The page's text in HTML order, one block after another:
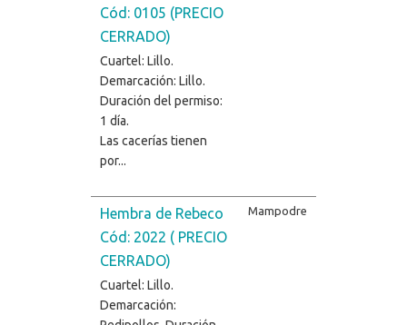
Cód: 0105 (PRECIO
CERRADO)
Cuartel: Lillo.
Demarcación: Lillo.
Duración del permiso:
1 día.
Las cacerías tienen
por...
Hembra de Rebeco
Cód: 2022 ( PRECIO
CERRADO)
Cuartel: Lillo.
Demarcación:
Mampodre